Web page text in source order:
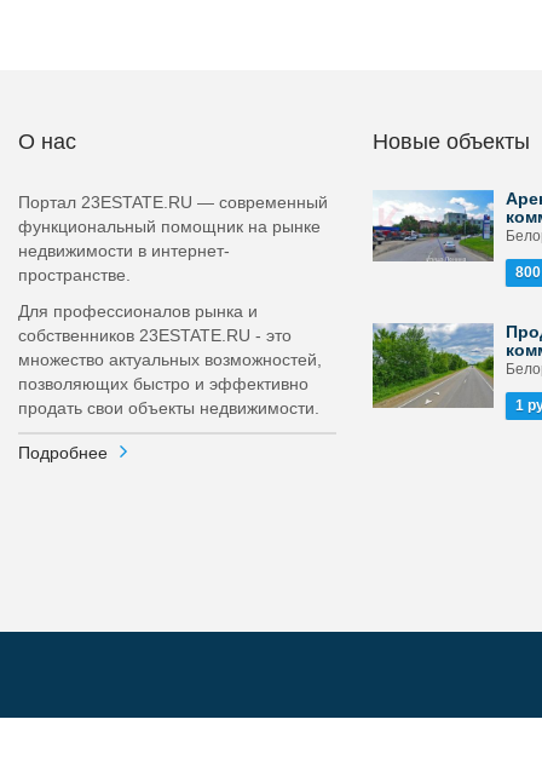
О нас
Портал 23ESTATE.RU — современный
функциональный помощник на рынке
недвижимости в интернет-
пространстве.
Для профессионалов рынка и
собственников 23ESTATE.RU - это
множество актуальных возможностей,
позволяющих быстро и эффективно
продать свои объекты недвижимости.
Подробнее
Новые объекты
1